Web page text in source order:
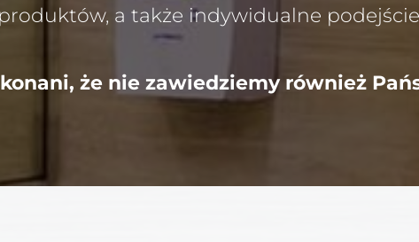
a także indywidualne
że nie zawiedziemy również